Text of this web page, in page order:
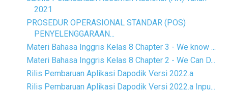
2021
PROSEDUR OPERASIONAL STANDAR (POS)
PENYELENGGARAAN...
Materi Bahasa Inggris Kelas 8 Chapter 3 - We know ...
Materi Bahasa Inggris Kelas 8 Chapter 2 - We Can D...
Rilis Pembaruan Aplikasi Dapodik Versi 2022.a
Rilis Pembaruan Aplikasi Dapodik Versi 2022.a Inpu...